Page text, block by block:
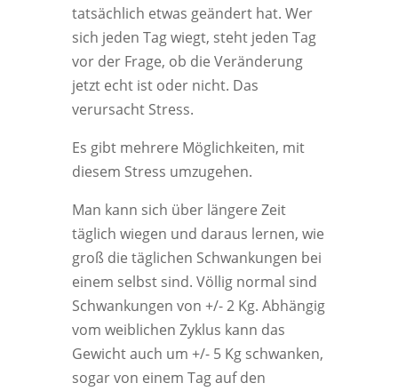
tatsächlich etwas geändert hat. Wer
sich jeden Tag wiegt, steht jeden Tag
vor der Frage, ob die Veränderung
jetzt echt ist oder nicht. Das
verursacht Stress.
Es gibt mehrere Möglichkeiten, mit
diesem Stress umzugehen.
Man kann sich über längere Zeit
täglich wiegen und daraus lernen, wie
groß die täglichen Schwankungen bei
einem selbst sind. Völlig normal sind
Schwankungen von +/- 2 Kg. Abhängig
vom weiblichen Zyklus kann das
Gewicht auch um +/- 5 Kg schwanken,
sogar von einem Tag auf den